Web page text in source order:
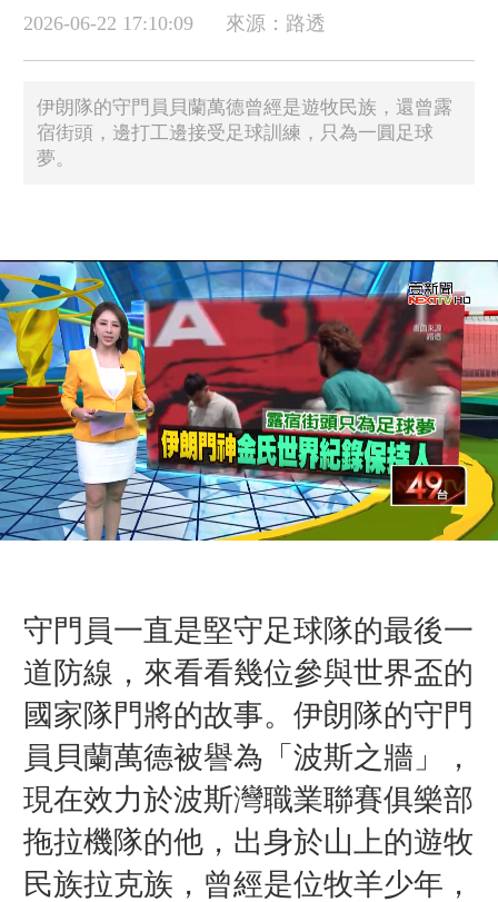
2026-06-22 17:10:09 來源：路透
伊朗隊的守門員貝蘭萬德曾經是遊牧民族，還曾露
宿街頭，邊打工邊接受足球訓練，只為一圓足球
夢。
守門員一直是堅守足球隊的最後一
道防線，來看看幾位參與世界盃的
國家隊門將的故事。伊朗隊的守門
員 貝蘭萬德被譽為「波斯之牆」，
現在效力於波斯灣職業聯賽俱樂部
拖拉機隊的他，出身於山上的遊牧
民族拉克族，曾經是位牧羊少年，